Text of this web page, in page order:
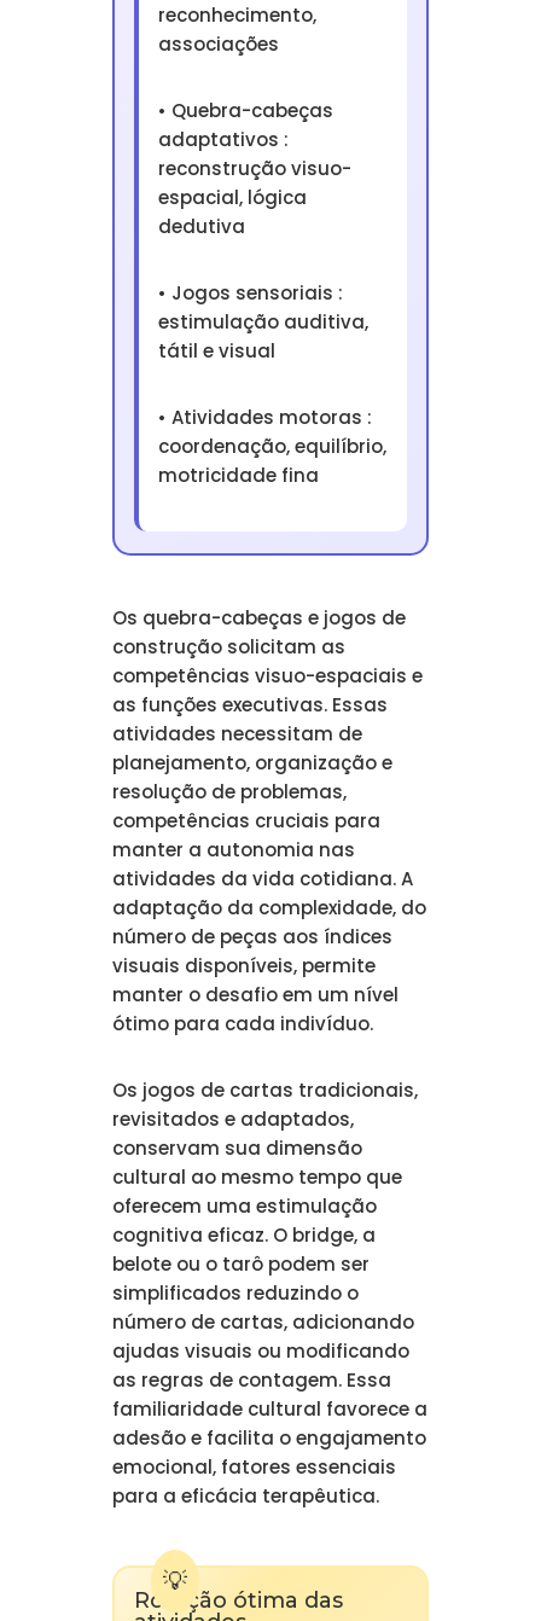
reconhecimento,
associações
• Quebra-cabeças
adaptativos :
reconstrução visuo-
espacial, lógica
dedutiva
• Jogos sensoriais :
estimulação auditiva,
tátil e visual
• Atividades motoras :
coordenação, equilíbrio,
motricidade fina
Os quebra-cabeças e jogos de
construção solicitam as
competências visuo-espaciais e
as funções executivas. Essas
atividades necessitam de
planejamento, organização e
resolução de problemas,
competências cruciais para
manter a autonomia nas
atividades da vida cotidiana. A
adaptação da complexidade, do
número de peças aos índices
visuais disponíveis, permite
manter o desafio em um nível
ótimo para cada indivíduo.
Os jogos de cartas tradicionais,
revisitados e adaptados,
conservam sua dimensão
cultural ao mesmo tempo que
oferecem uma estimulação
cognitiva eficaz. O bridge, a
belote ou o tarô podem ser
simplificados reduzindo o
número de cartas, adicionando
ajudas visuais ou modificando
as regras de contagem. Essa
familiaridade cultural favorece a
adesão e facilita o engajamento
emocional, fatores essenciais
para a eficácia terapêutica.
Rotação ótima das